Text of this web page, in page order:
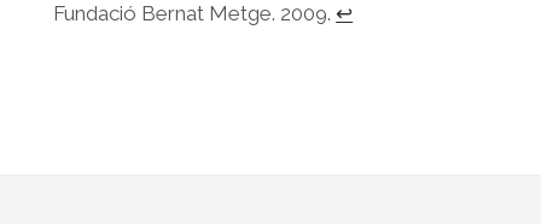
Fundació Bernat Metge. 2009.↩︎